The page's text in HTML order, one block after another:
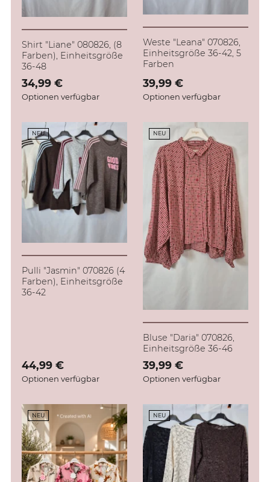
Shirt "Liane" 080826, (8
Farben), Einheitsgröße
36-48
Verkaufspreis: 34,99 €
34,99 €
Optionen verfügbar
Weste "Leana" 070826,
Einheitsgröße 36-42, 5
Farben
Verkaufspreis: 39,99 €
39,99 €
Optionen verfügbar
NEU
Pulli "Jasmin" 070826 (4
Farben), Einheitsgröße
36-42
Verkaufspreis: 44,99 €
44,99 €
Optionen verfügbar
NEU
Bluse "Daria" 070826,
Einheitsgröße 36-46
Verkaufspreis: 39,99 €
39,99 €
Optionen verfügbar
NEU NEU